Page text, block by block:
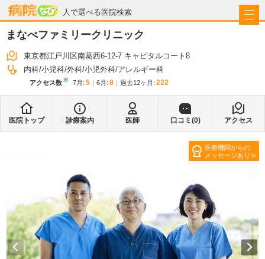
人で選べる医院検索
病院なび
まなべファミリークリニック
東京都江戸川区南葛西6-12-7 キャピタルコート8
内科 小児科 外科 小児外科 アレルギー科
アクセス数※ 7月 : 5 6月 : 8 過去12ヶ月: 222
医院トップ 診療案内 医師 口コミ(0) アクセス
医療機関からの
メッセージあり